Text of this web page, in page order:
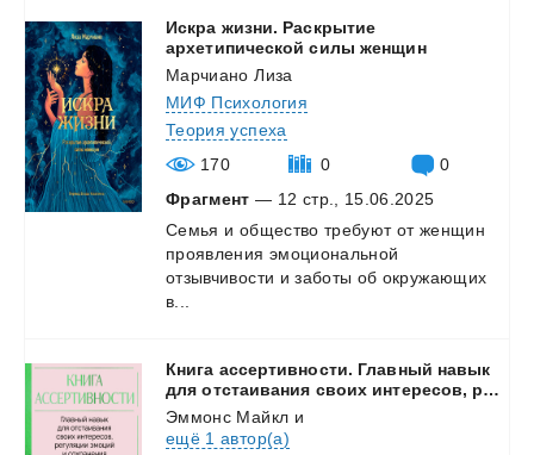
Искра жизни. Раскрытие
архетипической силы женщин
Марчиано Лиза
МИФ Психология
Теория успеха
170
0
0
Фрагмент — 12 стр., 15.06.2025
Семья и общество требуют от женщин
проявления эмоциональной
отзывчивости и заботы об окружающих
в...
Книга ассертивности. Главный навык
для отстаивания своих интересов, регуляции эмоций и сохранения социальных связей
Эммонс Майкл и
ещё 1 автор(а)